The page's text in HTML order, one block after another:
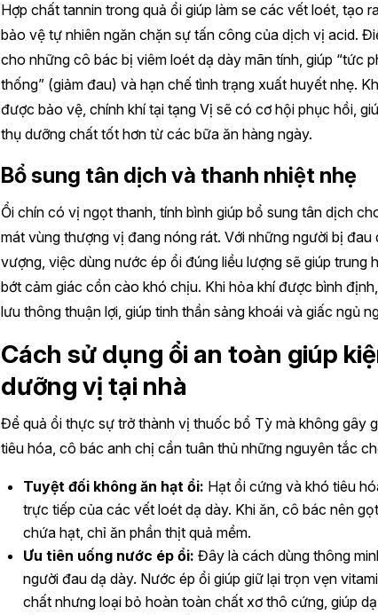
Hợp chất tannin trong quả ổi giúp làm se các vết loét, tạo
bảo vệ tự nhiên ngăn chặn sự tấn công của dịch vị acid.
cho những cô bác bị viêm loét dạ dày mãn tính, giúp “tức
thống” (giảm đau) và hạn chế tình trạng xuất huyết nhẹ.
được bảo vệ, chính khí tại tạng Vị sẽ có cơ hội phục hồi,
thụ dưỡng chất tốt hơn từ các bữa ăn hàng ngày.
Bổ sung tân dịch và thanh nhiệt nhẹ
Ổi chín có vị ngọt thanh, tính bình giúp bổ sung tân dịch
mát vùng thượng vị đang nóng rát. Với những người bị đau
vượng, việc dùng nước ép ổi đúng liều lượng sẽ giúp trung
bớt cảm giác cồn cào khó chịu. Khi hỏa khí được bình
lưu thông thuận lợi, giúp tinh thần sảng khoái và giấc ngủ
Cách sử dụng ổi an toàn giúp
dưỡng vị tại nhà
Để quả ổi thực sự trở thành vị thuốc bổ Tỳ mà không gây
tiêu hóa, cô bác anh chị cần tuân thủ những nguyên tắc
Tuyệt đối không ăn hạt ổi: Hạt ổi cứng và khó tiêu
trực tiếp của các vết loét dạ dày. Khi ăn, cô bác nên
chứa hạt, chỉ ăn phần thịt quả mềm.
Ưu tiên uống nước ép ổi: Đây là cách dùng thông
người đau dạ dày. Nước ép ổi giúp giữ lại trọn vẹn
chất nhưng loại bỏ hoàn toàn chất xơ thô cứng, giúp